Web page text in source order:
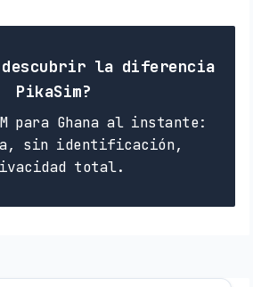
la diferencia
PikaSim?
para Ghana al instante:
sin identificación,
total.